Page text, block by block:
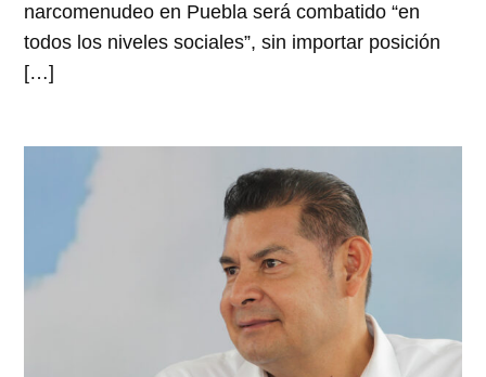
narcomenudeo en Puebla será combatido “en
todos los niveles sociales”, sin importar posición
[…]